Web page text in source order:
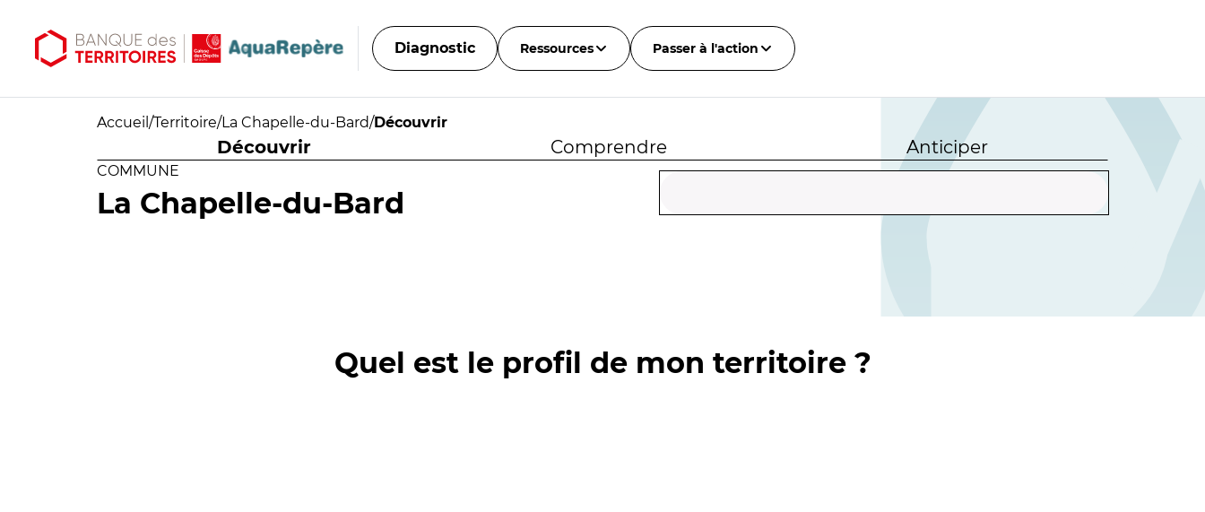
Diagnostic Ressources Passer à l'action
Accueil /Territoire/La Chapelle-du-Bard/Découvrir
Découvrir Comprendre Anticiper
COMMUNE
La Chapelle-du-Bard
Quel est le profil de mon territoire ?